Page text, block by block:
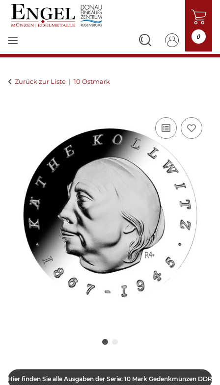
0
Zurück zur Liste 10 Ostmark
Hier finden Sie alle Ausgaben der Serie: 10 Mark Gedenkmünzen DDR